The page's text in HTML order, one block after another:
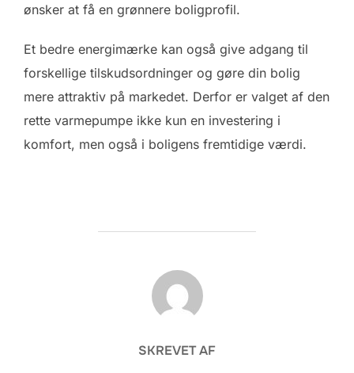
ønsker at få en grønnere boligprofil.
Et bedre energimærke kan også give adgang til
forskellige tilskudsordninger og gøre din bolig
mere attraktiv på markedet. Derfor er valget af den
rette varmepumpe ikke kun en investering i
komfort, men også i boligens fremtidige værdi.
FORFATTER
SKREVET AF